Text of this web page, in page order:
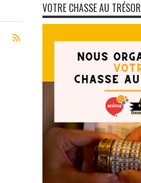
VOTRE CHASSE AU TRÉSOR